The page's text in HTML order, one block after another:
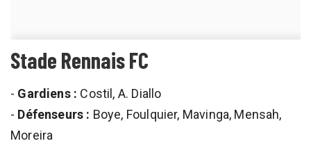
Stade Rennais FC
- Gardiens : Costil, A. Diallo
- Défenseurs : Boye, Foulquier, Mavinga, Mensah,
Moreira